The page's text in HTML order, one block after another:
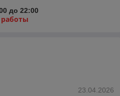
до 22:00
23.04.2026